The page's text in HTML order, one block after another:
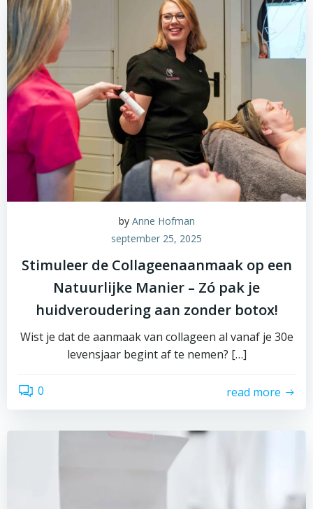
by Anne Hofman
september 25, 2025
Stimuleer de Collageenaanmaak op een
Natuurlijke Manier – Zó pak je
huidveroudering aan zonder botox!
Wist je dat de aanmaak van collageen al vanaf je 30e
levensjaar begint af te nemen? […]
0 read more